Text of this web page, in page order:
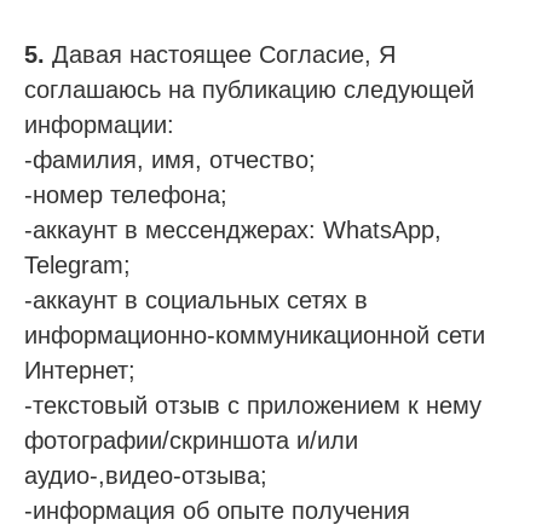
5. Давая настоящее Согласие, Я
соглашаюсь на публикацию следующей
информации:
-фамилия, имя, отчество;
-номер телефона;
-аккаунт в мессенджерах: WhatsApp,
Telegram;
-аккаунт в социальных сетях в
информационно-коммуникационной сети
Интернет;
-текстовый отзыв с приложением к нему
фотографии/скриншота и/или
аудио-,видео-отзыва;
-информация об опыте получения